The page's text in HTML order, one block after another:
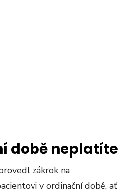
době neplatíte
zákrok na
v ordinační době, ať